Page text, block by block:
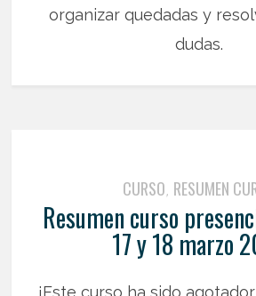
organizar quedadas y
dudas.
CURSO, RESUMEN
Resumen curso
17 y 18 marzo
¡Este curso ha sido